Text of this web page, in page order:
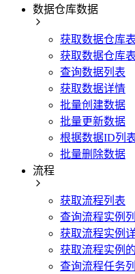
数据仓库数据
获取数据仓库
获取数据仓库
查询数据列表
获取数据详情
批量创建数据
批量更新数据
根据数据ID列
批量删除数据
流程
获取流程列表
查询流程实例
获取流程实例
获取流程实例
查询流程任务